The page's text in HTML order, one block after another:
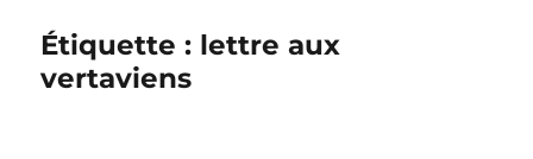
Étiquette : lettre aux
vertaviens